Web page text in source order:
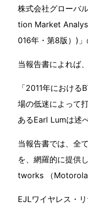
株式会社グローバ
tion Market
016年・第8版）)」
当報告書によれば
「2011年におけ
場の低迷によって
あるEarl Lumは述
当報告書では、全
を、網羅的に提供
tworks （Motorola
EJLワイヤレス・